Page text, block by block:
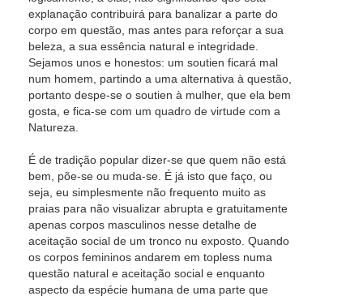
explanação contribuirá para banalizar a parte do
corpo em questão, mas antes para reforçar a sua
beleza, a sua essência natural e integridade.
Sejamos unos e honestos: um soutien ficará mal
num homem, partindo a uma alternativa à questão,
portanto despe-se o soutien à mulher, que ela bem
gosta, e fica-se com um quadro de virtude com a
Natureza.
É de tradição popular dizer-se que quem não está
bem, põe-se ou muda-se. É já isto que faço, ou
seja, eu simplesmente não frequento muito as
praias para não visualizar abrupta e gratuitamente
apenas corpos masculinos nesse detalhe de
aceitação social de um tronco nu exposto. Quando
os corpos femininos andarem em topless numa
questão natural e aceitação social e enquanto
aspecto da espécie humana de uma parte que